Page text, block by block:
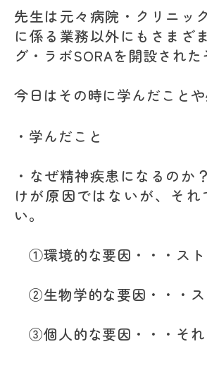
先生は元々病院・クリニッ
に係る業務以外にもさまざ
グ・ラボSORAを開設された
今日はその時に学んだこと
・学んだこと
・なぜ精神疾患になるのか
けが原因ではないが、そ
い。
①環境的な要因・・・スト
②生物学的な要因・・・ス
③個人的な要因・・・それ